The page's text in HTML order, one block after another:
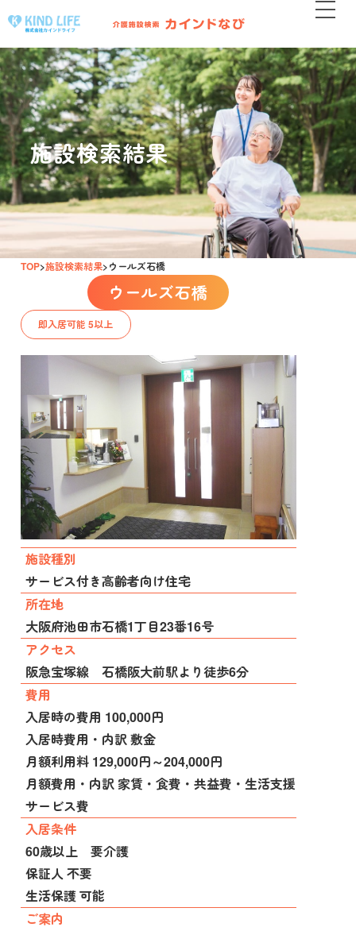
施設検索結果
TOP 施設検索結果 ウールズ石橋
ウールズ石橋
即入居可能 5以上
施設種別
サービス付き高齢者向け住宅
所在地
大阪府池田市石橋1丁目23番16号
アクセス
阪急宝塚線 石橋阪大前駅より徒歩6分
費用
入居時の費用 100,000円
入居時費用・内訳 敷金
月額利用料 129,000円～204,000円
月額費用・内訳 家賃・食費・共益費・生活支援
サービス費
入居条件
60歳以上 要介護
保証人 不要
生活保護 可能
ご案内